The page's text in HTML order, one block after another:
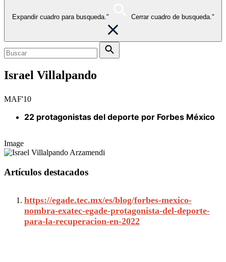
Expandir cuadro para busqueda." Cerrar cuadro de busqueda."
Israel Villalpando
MAF'10
22 protagonistas del deporte por Forbes México
Image
Artículos destacados
https://egade.tec.mx/es/blog/forbes-mexico-
nombra-exatec-egade-protagonista-del-deporte-
para-la-recuperacion-en-2022